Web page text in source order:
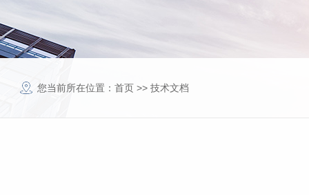
您当前所在位置： 首页 >> 技术文档